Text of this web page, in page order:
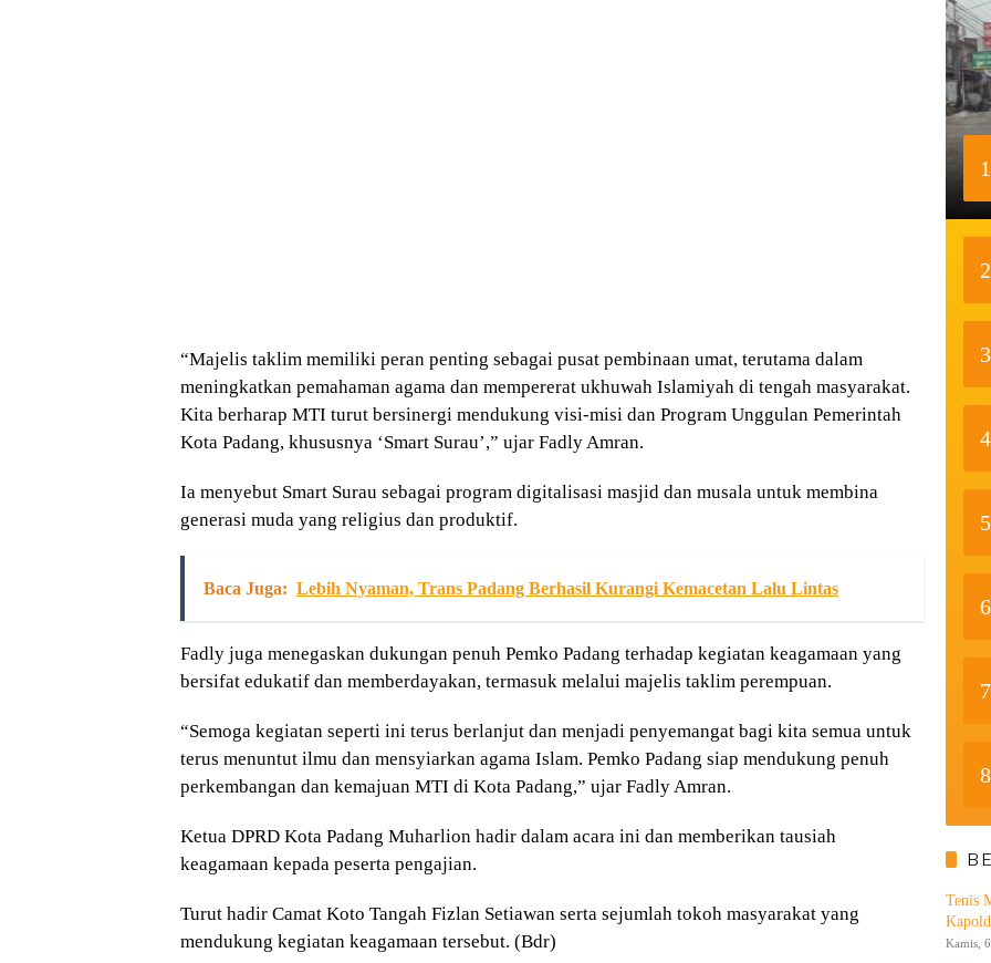
“Majelis taklim memiliki peran penting sebagai pusat pembinaan umat, terutama dalam
meningkatkan pemahaman agama dan mempererat ukhuwah Islamiyah di tengah masyarakat.
Kita berharap MTI turut bersinergi mendukung visi-misi dan Program Unggulan Pemerintah
Kota Padang, khususnya ‘Smart Surau’,” ujar Fadly Amran.
Ia menyebut Smart Surau sebagai program digitalisasi masjid dan musala untuk membina
generasi muda yang religius dan produktif.
Baca Juga: Lebih Nyaman, Trans Padang Berhasil Kurangi Kemacetan Lalu Lintas
Fadly juga menegaskan dukungan penuh Pemko Padang terhadap kegiatan keagamaan yang
bersifat edukatif dan memberdayakan, termasuk melalui majelis taklim perempuan.
“Semoga kegiatan seperti ini terus berlanjut dan menjadi penyemangat bagi kita semua untuk
terus menuntut ilmu dan mensyiarkan agama Islam. Pemko Padang siap mendukung penuh
perkembangan dan kemajuan MTI di Kota Padang,” ujar Fadly Amran.
Ketua DPRD Kota Padang Muharlion hadir dalam acara ini dan memberikan tausiah
keagamaan kepada peserta pengajian.
Turut hadir Camat Koto Tangah Fizlan Setiawan serta sejumlah tokoh masyarakat yang
mendukung kegiatan keagamaan tersebut. (Bdr)
1
2
3
4
5
6
7
8
Tenis
Kamis,